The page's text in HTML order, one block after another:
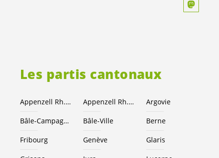
Les partis cantonaux
Appenzell Rh.-Ext. Appenzell Rh.-I. Argovie
Bâle-Campagne Bâle-Ville Berne
Fribourg Genève Glaris